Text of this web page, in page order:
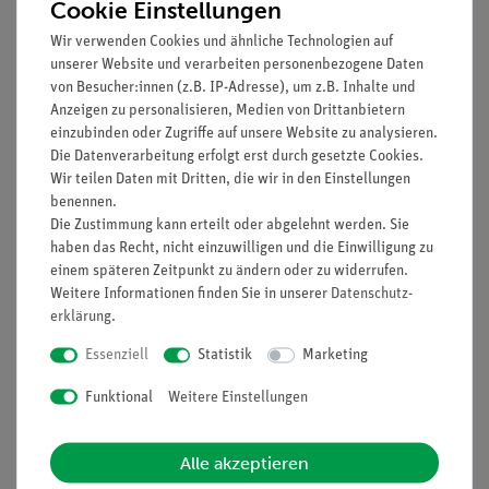
Beschreibung
Nachdem die Schüler erkannt haben, dass es auch leitenden
Flüssigkeiten gibt, nämlich wässrige Lösungen von
Elektrolyten, soll die Frage beantwortet werden, ob auch für
diese das ohmsche Gesetz gilt.
Die Versuchsergebnisse führen zur Bejahung dieser Frage.
Aber den Schülern sollte anschließend mitgeteilt werden, dass
das nicht für jede wässrige Lösung eines Elektrolyten gilt.
Bausteinen nötig - übersichtlicherer und schnellerer
Kontaktsicherheit durch puzzelartig verzahnbare
Bausteine
Cookie Einstellungen
Wir verwenden Cookies und ähnliche Technologien auf
unserer Website und verarbeiten personenbezogene Daten
von Besucher:innen (z.B. IP-Adresse), um z.B. Inhalte und
Anzeigen zu personalisieren, Medien von Drittanbietern
einzubinden oder Zugriffe auf unsere Website zu analysieren.
Die Datenverarbeitung erfolgt erst durch gesetzte Cookies.
Wir teilen Daten mit Dritten, die wir in den Einstellungen
benennen.
Die Zustimmung kann erteilt oder abgelehnt werden. Sie
haben das Recht, nicht einzuwilligen und die Einwilligung zu
einem späteren Zeitpunkt zu ändern oder zu widerrufen.
Weitere Informationen finden Sie in unserer Daten­schutz­
erklärung.
Essenziell Statistik Marketing
Funktional Weitere Einstellungen
Alle akzeptieren